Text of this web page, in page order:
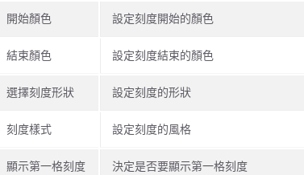
開始顏色 設定刻度開始的顏色
結束顏色 設定刻度結束的顏色
選擇刻度形狀 設定刻度的形狀
刻度樣式 設定刻度的風格
顯示第一格刻度 決定是否要顯示第一格刻度